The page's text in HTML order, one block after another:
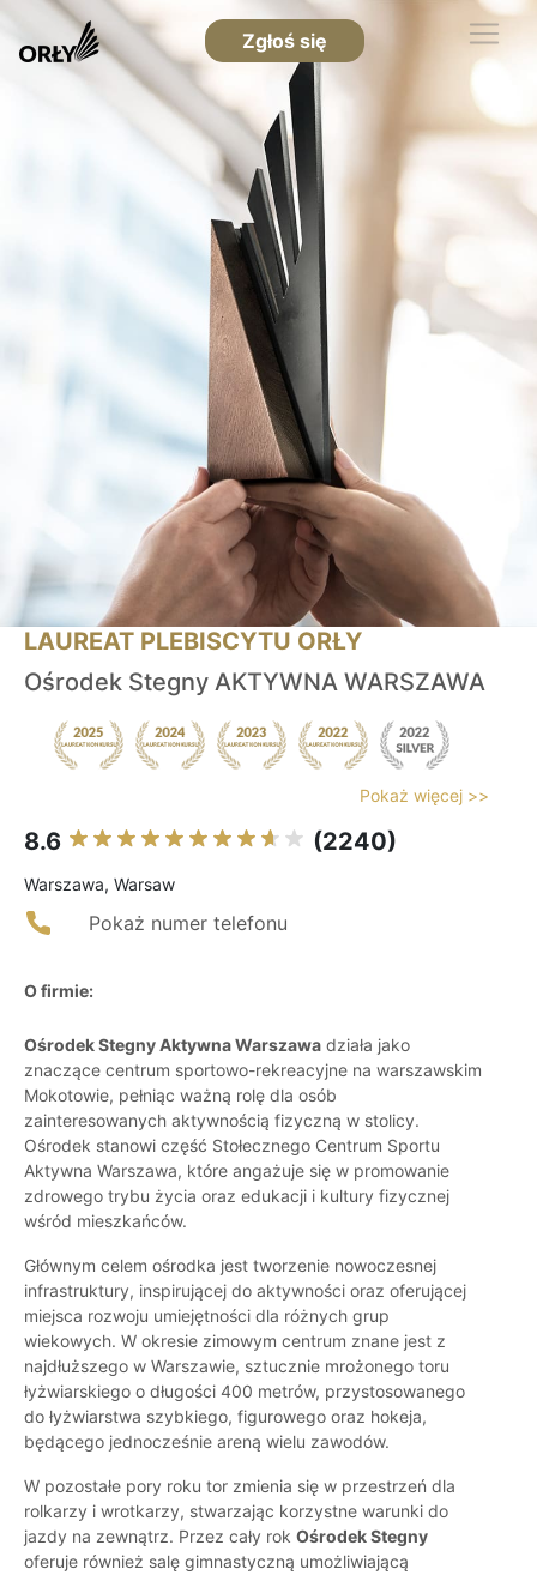
Zgłoś się
LAUREAT PLEBISCYTU ORŁY
Ośrodek Stegny AKTYWNA WARSZAWA
Pokaż więcej >>
8.6 (2240)
Warszawa, Warsaw
Pokaż numer telefonu
O firmie:
Ośrodek Stegny Aktywna Warszawa działa jako
znaczące centrum sportowo-rekreacyjne na warszawskim
Mokotowie, pełniąc ważną rolę dla osób
zainteresowanych aktywnością fizyczną w stolicy.
Ośrodek stanowi część Stołecznego Centrum Sportu
Aktywna Warszawa, które angażuje się w promowanie
zdrowego trybu życia oraz edukacji i kultury fizycznej
wśród mieszkańców.
Głównym celem ośrodka jest tworzenie nowoczesnej
infrastruktury, inspirującej do aktywności oraz oferującej
miejsca rozwoju umiejętności dla różnych grup
wiekowych. W okresie zimowym centrum znane jest z
najdłuższego w Warszawie, sztucznie mrożonego toru
łyżwiarskiego o długości 400 metrów, przystosowanego
do łyżwiarstwa szybkiego, figurowego oraz hokeja,
będącego jednocześnie areną wielu zawodów.
W pozostałe pory roku tor zmienia się w przestrzeń dla
rolkarzy i wrotkarzy, stwarzając korzystne warunki do
jazdy na zewnątrz. Przez cały rok Ośrodek Stegny
oferuje również salę gimnastyczną umożliwiającą